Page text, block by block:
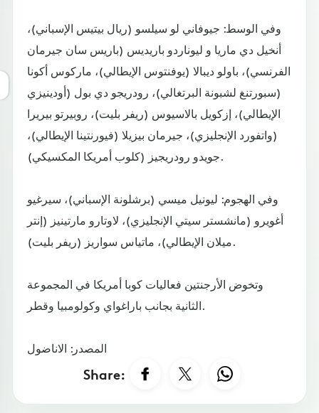
وفي الوسط: جيوفاني لو سيلسو (ريال بيتيس الإسباني)،
أنخيل دي ماريا و ليوناردو باريديس (باريس سان جيرمان
الفرنسي)، باولو ديبالا (يوفنتوس الإيطالي)، ماركوس أكونا
(سبورتنغ لشبونة البرتغالي)، رودريجو دي بول (أودينيزي
الإيطالي)، إزكويل بالاسيوس (ريفر بليت)، روبيرتو بيريرا
(واتفورد الإنجليزي)، جيرمان بيزيلا (فيورنتينا الإيطالي)،
جويدو رودريجيز (كلوب أمريكا المكسيكي).
وفي الهجوم: ليونيل ميسي (برشلونة الإسباني)، سيرغيو
أغويرو (مانشستر سيتي الإنجليزي)، لاوتارو مارتينيز (إنتر
ميلان الإيطالي)، ماتياس سواريز (ريفر بليت).
وتخوض الأرجنتين فعاليات كوبا أمريكا في المجموعة
الثانية بجانب باراغواي وكولومبيا وقطر.
المصدر: الاناضول
Share: